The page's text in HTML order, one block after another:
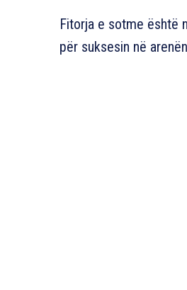
Fitorja e sotme është
për suksesin në